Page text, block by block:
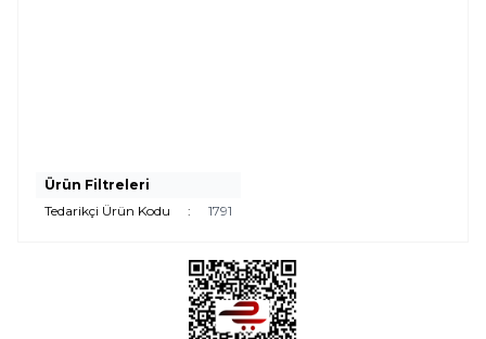
Ürün Filtreleri
Tedarikçi Ürün Kodu
: 1791